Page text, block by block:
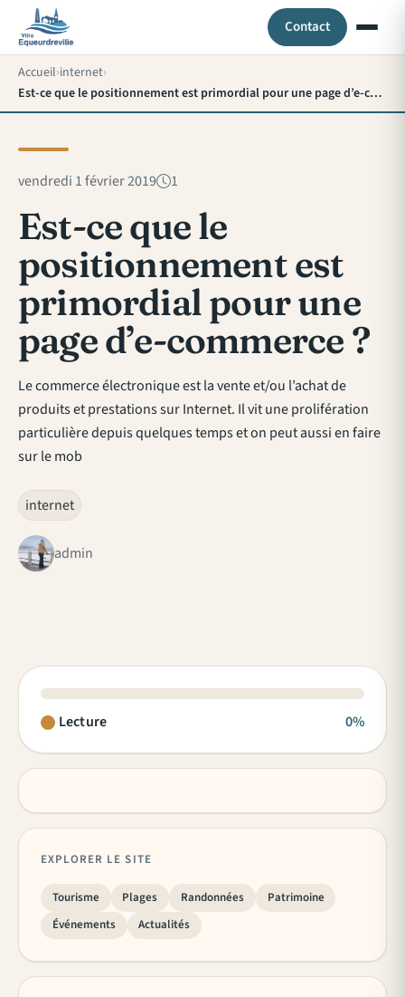
Contact
Accueil internet
Est-ce que le positionnement est primordial pour une page d’e-commerce ?
vendredi 1 février 2019 1
Est-ce que le
positionnement est
primordial pour une
page d’e-commerce ?
Le commerce électronique est la vente et/ou l’achat de
produits et prestations sur Internet. Il vit une prolifération
particulière depuis quelques temps et on peut aussi en faire
sur le mob
internet
admin
Lecture 0%
EXPLORER LE SITE
Tourisme Plages Randonnées
Patrimoine
Événements
Actualités